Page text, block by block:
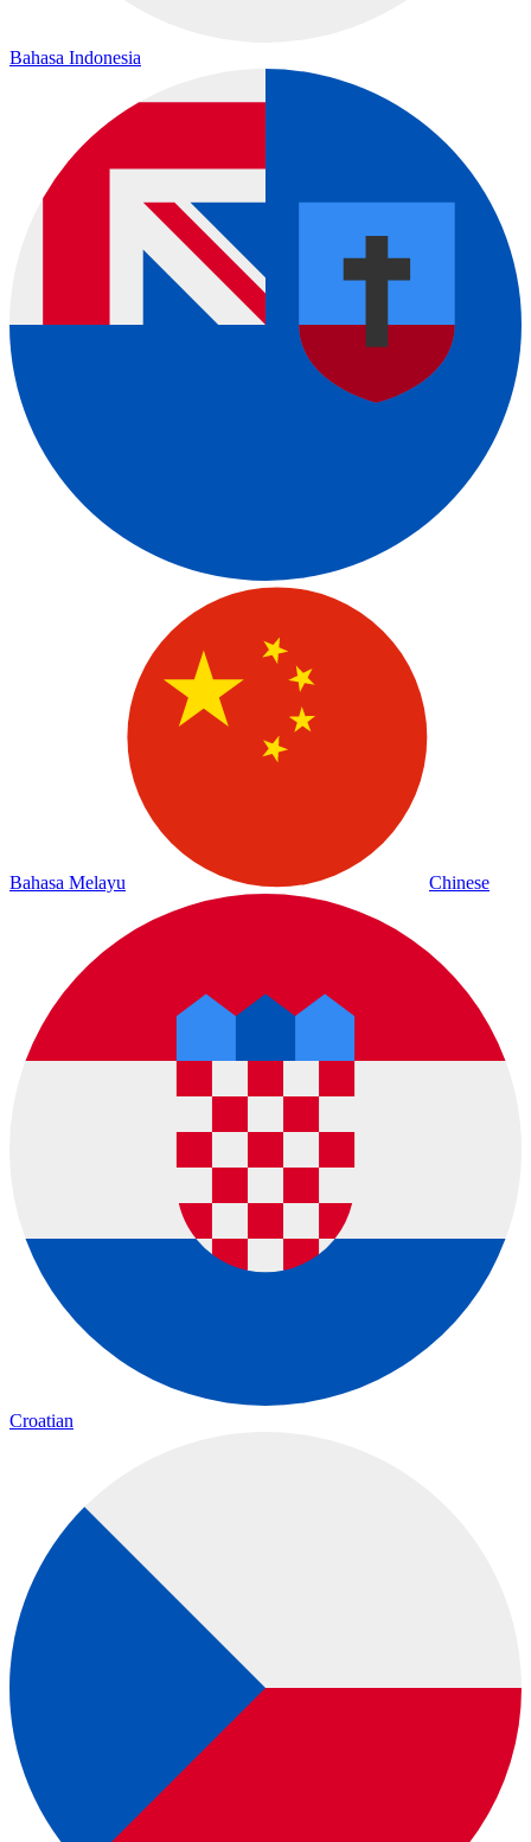
Bahasa Indonesia
Bahasa Melayu Chinese
Croatian